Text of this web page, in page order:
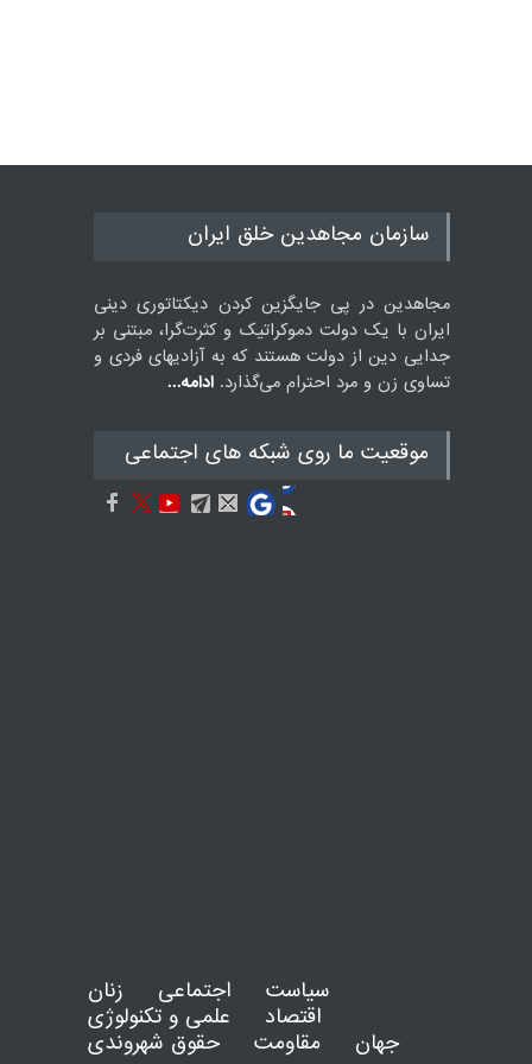
سازمان مجاهدین خلق ایران
مجاهدین در پی جایگزین کردن دیکتاتوری دینی
ایران با یک دولت دموکراتیک و کثرت‌گرا، مبتنی بر
جدایی دین از دولت هستند که به آزادیهای فردی و
تساوی زن و مرد احترام می‌گذارد. ادامه...
موقعيت ما روى شبكه هاى اجتماعى
زنان اجتماعی
سیاست
علمی و تکنولوژی
اقتصاد
حقوق شهروندی
مقاومت جهان